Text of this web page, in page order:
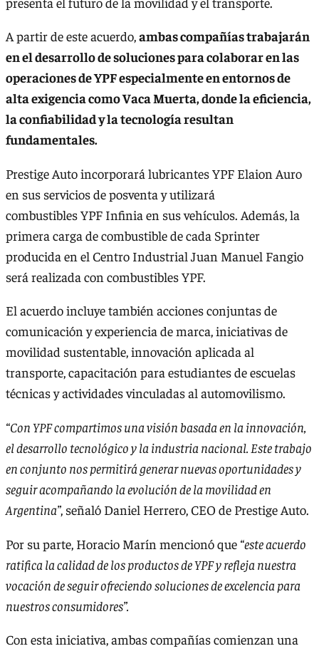
A partir de este acuerdo,ambas compañías trabajarán
en el desarrollo de soluciones para colaborar en las
operaciones de YPF especialmente en entornos de
alta exigencia como Vaca Muerta, donde la eficiencia,
la confiabilidad y la tecnología resultan
fundamentales.
Prestige Auto incorporará lubricantes YPF Elaion Auro
en sus servicios de posventa y utilizará
combustibles YPF Infinia en sus vehículos. Además, la
primera carga de combustible de cada Sprinter
producida en el Centro Industrial Juan Manuel Fangio
será realizada con combustibles YPF.
El acuerdo incluye también acciones conjuntas de
comunicación y experiencia de marca, iniciativas de
movilidad sustentable, innovación aplicada al
transporte, capacitación para estudiantes de escuelas
técnicas y actividades vinculadas al automovilismo.
“Con YPF compartimos una visión basada en la innovación,
el desarrollo tecnológico y la industria nacional. Este trabajo
en conjunto nos permitirá generar nuevas oportunidades y
seguir acompañando la evolución de la movilidad en
Argentina”, señaló Daniel Herrero, CEO de Prestige Auto.
Por su parte, Horacio Marín mencionó que “este acuerdo
ratifica la calidad de los productos de YPF y refleja nuestra
vocación de seguir ofreciendo soluciones de excelencia para
nuestros consumidores”.
Con esta iniciativa, ambas compañías comienzan una